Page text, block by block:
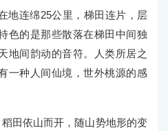
地连绵25公里，梯田连片，层
色的是那些散落在梯田中间独
地间韵动的音符。人类所居之
一种人间仙境，世外桃源的感
田依山而开，随山势地形的变